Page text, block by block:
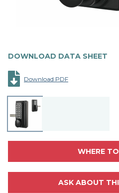
DOWNLOAD DATA SHEET
Download PDF
WHERE
ASK ABOUT